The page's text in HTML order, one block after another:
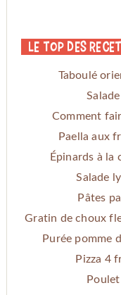
Le Top des
Taboulé
Comment
Paella aux
Épinards à la
Salade
Pâtes
Gratin de choux
Purée pomme
Pizza 4
Poulet